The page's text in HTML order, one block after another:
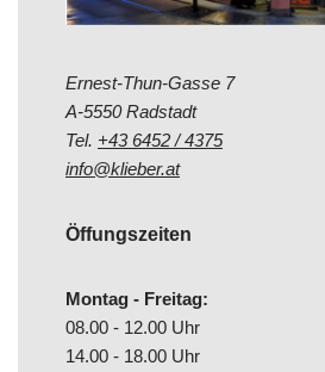
Ernest-Thun-Gasse 7
A-5550 Radstadt
Tel. +43 6452 / 4375
info@klieber.at
Öffungszeiten
Montag - Freitag:
08.00 - 12.00 Uhr
14.00 - 18.00 Uhr